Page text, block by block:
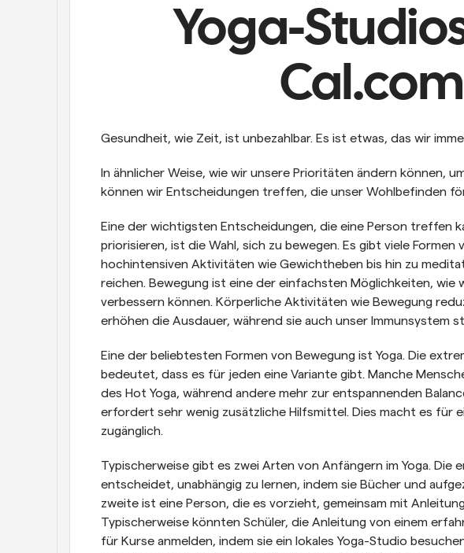
Yoga-
Cal.com
Gesundheit, wie Zeit, ist unbezahlbar. Es ist etwas, das wir
In ähnlicher Weise, wie wir unsere Prioritäten ändern können,
können wir Entscheidungen treffen, die unser Wohlbefinden
Eine der wichtigsten Entscheidungen, die eine Person treffen
priorisieren, ist die Wahl, sich zu bewegen. Es gibt viele Formen
hochintensiven Aktivitäten wie Gewichtheben bis hin zu
reichen. Bewegung ist eine der einfachsten Möglichkeiten, wie
verbessern können. Körperliche Aktivitäten wie Bewegung
erhöhen die Ausdauer, während sie auch unser Immunsystem
Eine der beliebtesten Formen von Bewegung ist Yoga. Die
bedeutet, dass es für jeden eine Variante gibt. Manche
des Hot Yoga, während andere mehr zur entspannenden
erfordert sehr wenig zusätzliche Hilfsmittel. Dies macht es für
zugänglich.
Typischerweise gibt es zwei Arten von Anfängern im Yoga. Die
entscheidet, unabhängig zu lernen, indem sie Bücher und
zweite ist eine Person, die es vorzieht, gemeinsam mit
Typischerweise könnten Schüler, die Anleitung von einem
für Kurse anmelden, indem sie ein lokales Yoga-Studio